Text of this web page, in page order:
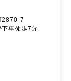
2870-7
下車徒歩7分